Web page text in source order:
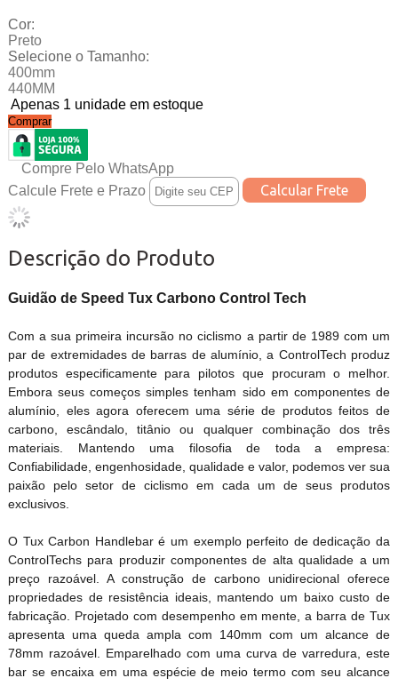
Cor:
Preto
Selecione o Tamanho:
400mm
440MM
Apenas 1 unidade em estoque
Comprar
Compre Pelo WhatsApp
Calcule Frete e Prazo
Descrição do Produto
Guidão de Speed Tux Carbono Control Tech
Com a sua primeira incursão no ciclismo a partir de 1989 com um
par de extremidades de barras de alumínio, a ControlTech produz
produtos especificamente para pilotos que procuram o melhor.
Embora seus começos simples tenham sido em componentes de
alumínio, eles agora oferecem uma série de produtos feitos de
carbono, escândalo, titânio ou qualquer combinação dos três
materiais. Mantendo uma filosofia de toda a empresa:
Confiabilidade, engenhosidade, qualidade e valor, podemos ver sua
paixão pelo setor de ciclismo em cada um de seus produtos
exclusivos.
O Tux Carbon Handlebar é um exemplo perfeito de dedicação da
ControlTechs para produzir componentes de alta qualidade a um
preço razoável. A construção de carbono unidirecional oferece
propriedades de resistência ideais, mantendo um baixo custo de
fabricação. Projetado com desempenho em mente, a barra de Tux
apresenta uma queda ampla com 140mm com um alcance de
78mm razoável. Emparelhado com uma curva de varredura, este
bar se encaixa em uma espécie de meio termo com seu alcance